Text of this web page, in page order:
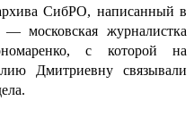
СибРО, написанный в
московская журналистка
с которой на
Дмитриевну связывали